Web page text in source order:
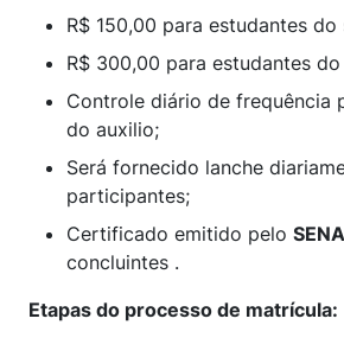
R$ 150,00 para estudantes
R$ 300,00 para estudantes
Controle diário de frequência
do auxilio;
Será fornecido lanche
participantes;
Certificado emitido pelo
concluintes .
Etapas do processo de matrícula: